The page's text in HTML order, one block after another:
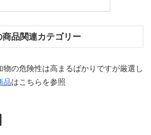
品関連カテゴリー
物の危険性は高まるばかりですが厳選し
品はこちらを参照